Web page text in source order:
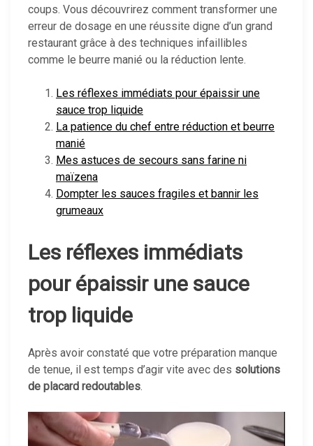
coups. Vous découvrirez comment transformer une
erreur de dosage en une réussite digne d’un grand
restaurant grâce à des techniques infaillibles
comme le beurre manié ou la réduction lente.
Les réflexes immédiats pour épaissir une
sauce trop liquide
La patience du chef entre réduction et beurre
manié
Mes astuces de secours sans farine ni
maïzena
Dompter les sauces fragiles et bannir les
grumeaux
Les réflexes immédiats
pour épaissir une sauce
trop liquide
Après avoir constaté que votre préparation manque
de tenue, il est temps d’agir vite avec des solutions
de placard redoutables.